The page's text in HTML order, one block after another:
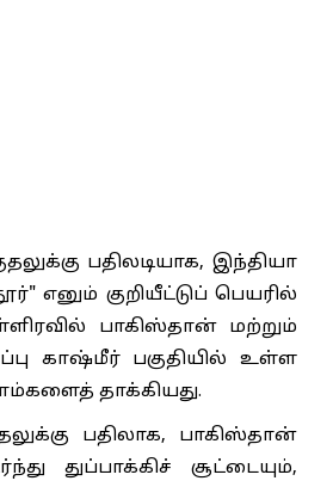
பதிலடியாக, இந்தியா
எனும் குறியீட்டுப் பெயரில்
பாகிஸ்தான் மற்றும்
காஷ்மீர் பகுதியில் உள்ள
தாக்கியது.
பதிலாக, பாகிஸ்தான்
துப்பாக்கிச் சூட்டையும்,